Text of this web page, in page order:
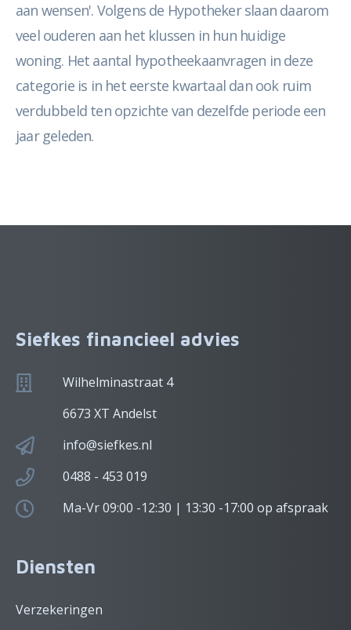
aan wensen'. Volgens de Hypotheker slaan daarom
veel ouderen aan het klussen in hun huidige
woning. Het aantal hypotheekaanvragen in deze
categorie is in het eerste kwartaal dan ook ruim
verdubbeld ten opzichte van dezelfde periode een
jaar geleden.
Siefkes financieel advies
Wilhelminastraat 4
6673 XT Andelst
info@siefkes.nl
0488 - 453 019
Ma-Vr 09:00 -12:30 | 13:30 -17:00 op afspraak
Diensten
Verzekeringen